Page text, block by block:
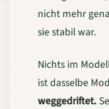
nicht mehr
sie stabil war.
Nichts im
ist dasselbe
weggedriftet.